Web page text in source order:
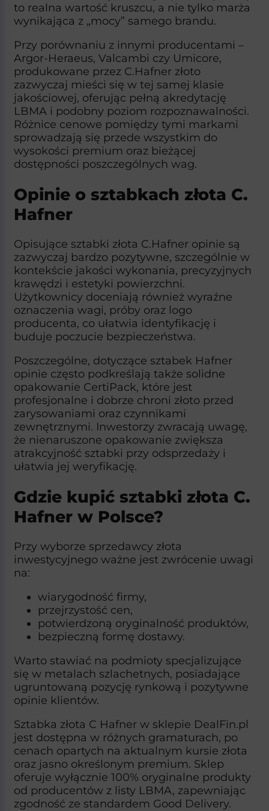
to realna wartość kruszcu, a nie tylko marża
wynikająca z „mocy” samego brandu.​
Przy porównaniu z innymi producentami –
Argor-Heraeus, Valcambi czy Umicore,
produkowane przez C.Hafner złoto
zazwyczaj mieści się w tej samej klasie
jakościowej, oferując pełną akredytację
LBMA i podobny poziom rozpoznawalności.
Różnice cenowe pomiędzy tymi markami
sprowadzają się przede wszystkim do
wysokości premium oraz bieżącej
dostępności poszczególnych wag.​
Opinie o sztabkach złota C.
Hafner
Opisujące sztabki złota C.Hafner opinie są
zazwyczaj bardzo pozytywne, szczególnie w
kontekście jakości wykonania, precyzyjnych
krawędzi i estetyki powierzchni.
Użytkownicy doceniają również wyraźne
oznaczenia wagi, próby oraz logo
producenta, co ułatwia identyfikację i
buduje poczucie bezpieczeństwa.​
Poszczególne, dotyczące sztabek Hafner
opinie często podkreślają także solidne
opakowanie CertiPack, które jest
profesjonalne i dobrze chroni złoto przed
zarysowaniami oraz czynnikami
zewnętrznymi. Inwestorzy zwracają uwagę,
że nienaruszone opakowanie zwiększa
atrakcyjność sztabki przy odsprzedaży i
ułatwia jej weryfikację.​
Gdzie kupić sztabki złota C.
Hafner w Polsce?
Przy wyborze sprzedawcy złota
inwestycyjnego ważne jest zwrócenie uwagi
na:
wiarygodność firmy,
przejrzystość cen,
potwierdzoną oryginalność produktów,
bezpieczną formę dostawy.
Warto stawiać na podmioty specjalizujące
się w metalach szlachetnych, posiadające
ugruntowaną pozycję rynkową i pozytywne
opinie klientów.​
Sztabka złota C Hafner w sklepie DealFin.pl
jest dostępna w różnych gramaturach, po
cenach opartych na aktualnym kursie złota
oraz jasno określonym premium. Sklep
oferuje wyłącznie 100% oryginalne produkty
od producentów z listy LBMA, zapewniając
zgodność ze standardem Good Delivery.​